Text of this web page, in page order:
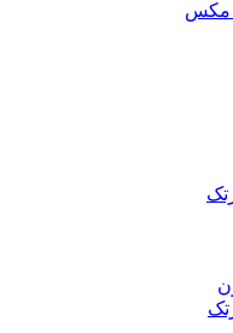
مکس